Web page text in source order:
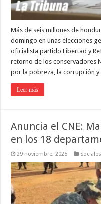
Más de seis millones de
domingo en unas elecciones
oficialista partido Libertad y
retorno de los conservadores
por la pobreza, la corrupción
Leer más
Anuncia el CNE:
en los 18
29 noviembre, 2025 Sociales